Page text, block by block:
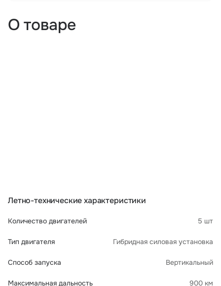
О товаре
Летно-технические характеристики
Количество двигателей 5 шт
Тип двигателя Гибридная силовая установка
Способ запуска Вертикальный
Максимальная дальность 900 км